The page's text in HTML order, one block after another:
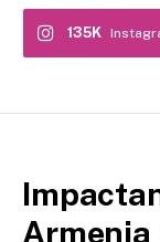
135K
Armenia